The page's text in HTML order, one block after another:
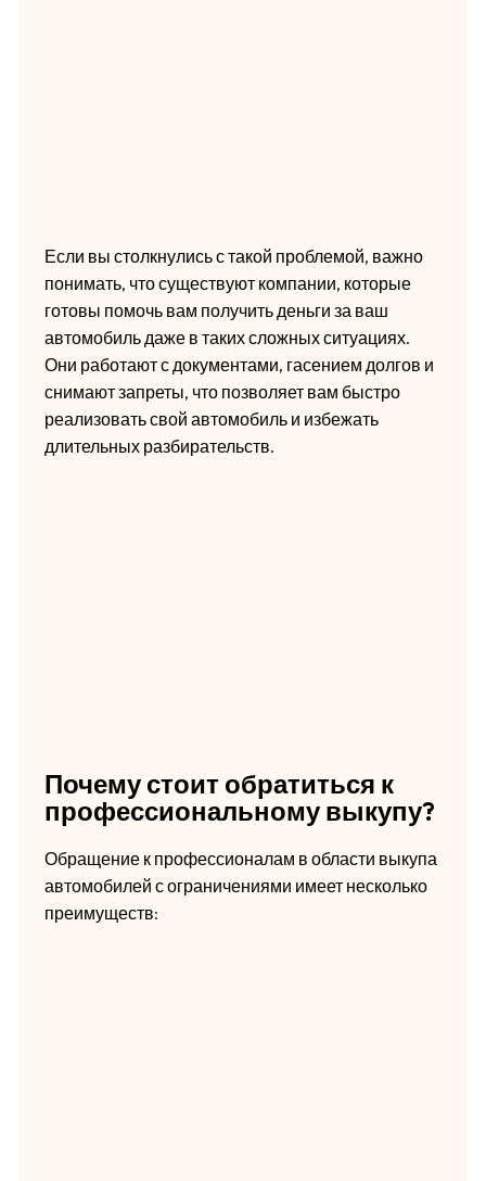
Если вы столкнулись с такой проблемой, важно
понимать, что существуют компании, которые
готовы помочь вам получить деньги за ваш
автомобиль даже в таких сложных ситуациях.
Они работают с документами, гасением долгов и
снимают запреты, что позволяет вам быстро
реализовать свой автомобиль и избежать
длительных разбирательств.
Почему стоит обратиться к
профессиональному выкупу?
Обращение к профессионалам в области выкупа
автомобилей с ограничениями имеет несколько
преимуществ: